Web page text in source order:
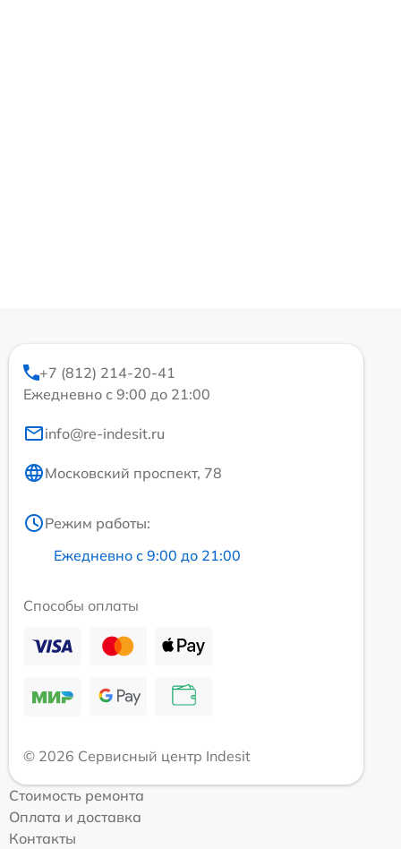
+7 (812) 214-20-41
Ежедневно с 9:00 до 21:00
info@re-indesit.ru
Московский проспект, 78
Режим работы:
Ежедневно с 9:00 до 21:00
Способы оплаты
© 2026 Сервисный центр Indesit
Стоимость ремонта
Оплата и доставка
Контакты